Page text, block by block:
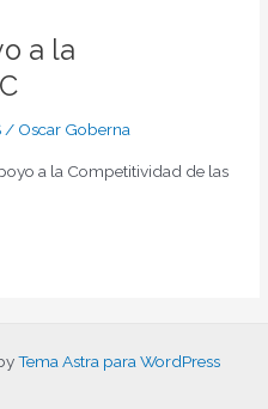
a la
/ Oscar Goberna
a la Competitividad de las
Tema Astra para WordPress